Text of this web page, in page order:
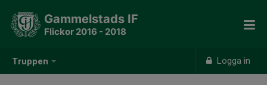
Truppen Logga in
Gammelstads IF
Flickor 2016 - 2018